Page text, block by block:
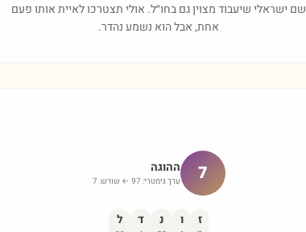
שם ישראלי שיעבוד מצוין גם בחו״ל. אולי תצטרכו לאיית אותו פעם
אחת, אבל הוא נשמע נהדר.
7 ההוגה
ערך גימטרי: 97 ← שורש: 7
ז ו נ ד ל